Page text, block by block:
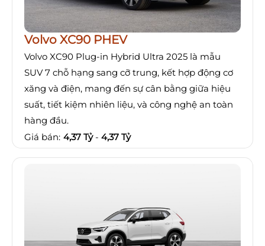
Volvo XC90 PHEV
Volvo XC90 Plug-in Hybrid Ultra 2025 là mẫu
SUV 7 chỗ hạng sang cỡ trung, kết hợp động cơ
xăng và điện, mang đến sự cân bằng giữa hiệu
suất, tiết kiệm nhiên liệu, và công nghệ an toàn
hàng đầu.
Giá bán: 4,37 Tỷ - 4,37 Tỷ